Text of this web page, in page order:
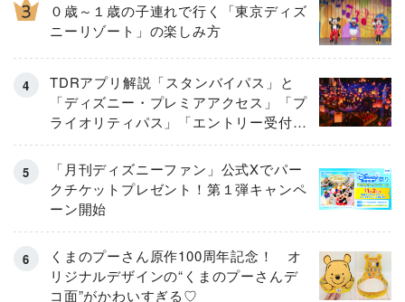
０歳～１歳の子連れで行く「東京ディズ
ニーリゾート」の楽しみ方
TDRアプリ解説「スタンバイパス」と
「ディズニー・プレミアアクセス」「プ
ライオリティパス」「エントリー受付」
とは
「月刊ディズニーファン」公式Xでパー
クチケットプレゼント！第１弾キャンペ
ーン開始
くまのプーさん原作100周年記念！ オ
リジナルデザインの“くまのプーさんデ
コ面”がかわいすぎる♡